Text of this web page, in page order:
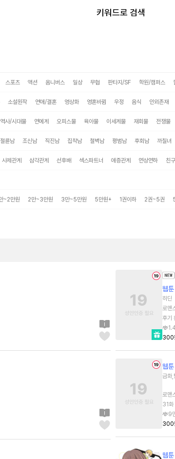
키워드로 검색
스포츠 액션 옴니버스 일상 무협 판타지/SF 학원/캠퍼스
소설원작 연애/결혼 영상화 영혼바뀜 우정 음식 인외존재
역사/시대물 연예계 오피스물 육아물 이세계물 재회물 전쟁물
절륜남 조신남 직진남 집착남 철벽남 평범남 후회남 까칠녀
사제관계 삼각관계 선후배 섹스파트너 애증관계 연상연하 친구
~2만원 2만~3만원 3만~5만원 5만원+ 1권이하 2권~5권
웹툰
히딘
로맨
후기
300
웹툰
금화,
로맨
31
9
300
웹툰